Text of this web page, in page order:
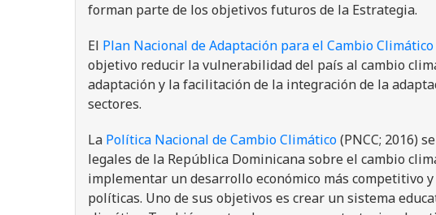
forman parte de los objetivos futuros de la Estrategia.
El Plan Nacional de Adaptación para el Cambio
objetivo reducir la vulnerabilidad del país al cambio
adaptación y la facilitación de la integración de la
sectores.
La Política Nacional de Cambio Climático(PNCC; 2016)
legales de la República Dominicana sobre el cambio
implementar un desarrollo económico más competitivo
políticas. Uno de sus objetivos es crear un sistema